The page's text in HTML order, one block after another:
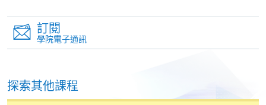
Mastercard（包括「香港大學專業進修學院
Mastercard卡」）繳付學費。
月免息分期付款優惠，必須親臨本學院設有報名服務的教
學中心作付款安排。
訂閱
學院電子通訊
探索其他課程